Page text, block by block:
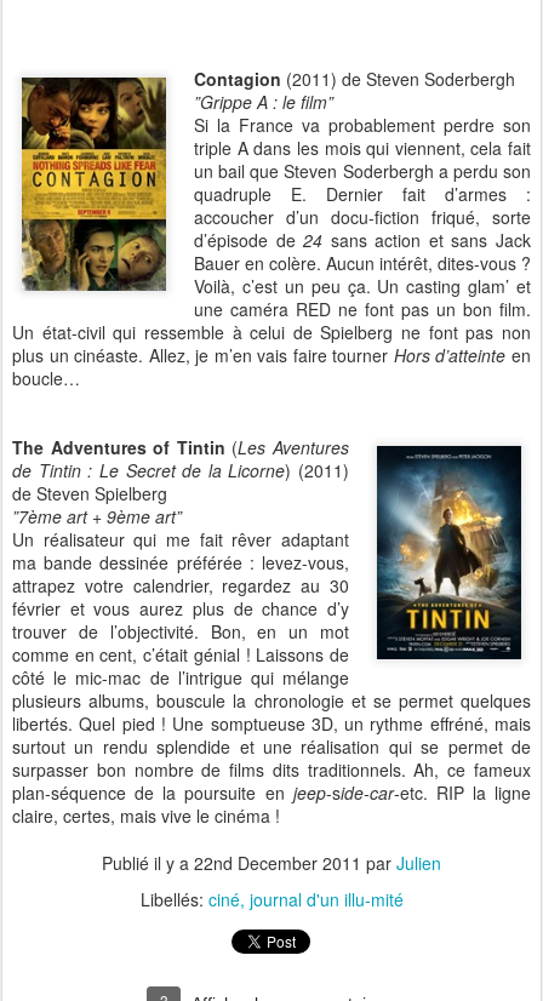
Contagion (2011) de Steven Soderbergh
”Grippe A : le film”
Si la France va probablement perdre son
triple A dans les mois qui viennent, cela fait
un bail que Steven Soderbergh a perdu son
quadruple E. Dernier fait d’armes :
accoucher d’un docu-fiction friqué, sorte
d’épisode de24 sans action et sans Jack
Bauer en colère. Aucun intérêt, dites-vous ?
Voilà, c’est un peu ça. Un casting glam’ et
une caméra RED ne font pas un bon film.
Un état-civil qui ressemble à celui de Spielberg ne font pas non
plus un cinéaste. Allez, je m’en vais faire tourner Hors d’atteinte en
boucle…
The Adventures of Tintin (Les Aventures
de Tintin : Le Secret de la Licorne) (2011)
de Steven Spielberg
”7ème art + 9ème art”
Un réalisateur qui me fait rêver adaptant
ma bande dessinée préférée : levez-vous,
attrapez votre calendrier, regardez au 30
février et vous aurez plus de chance d’y
trouver de l’objectivité. Bon, en un mot
comme en cent, c’était génial ! Laissons de
côté le mic-mac de l’intrigue qui mélange
plusieurs albums, bouscule la chronologie et se permet quelques
libertés. Quel pied ! Une somptueuse 3D, un rythme effréné, mais
surtout un rendu splendide et une réalisation qui se permet de
surpasser bon nombre de films dits traditionnels. Ah, ce fameux
plan-séquence de la poursuite en jeep-side-car-etc. RIP la ligne
claire, certes, mais vive le cinéma !
Publié il y a 22nd December 2011 par Julien
Libellés: ciné journal d'un illu-mité